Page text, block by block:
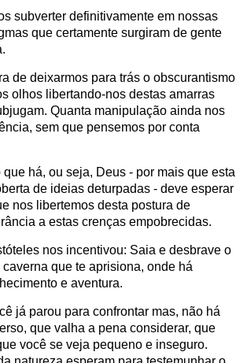
subverter definitivamente em nossas
que certamente surgiram de gente
de deixarmos para trás o obscurantismo
olhos libertando-nos destas amarras
Quanta manipulação ainda nos
sem que pensemos por conta
há, ou seja, Deus - por mais que esta
de ideias deturpadas - deve esperar
nos libertemos desta postura de
a estas crenças empobrecidas.
nos incentivou: Saia e desbrave o
que te aprisiona, onde há
e aventura.
já parou para confrontar mas, não há
que valha a pena considerar, que
você se veja pequeno e inseguro.